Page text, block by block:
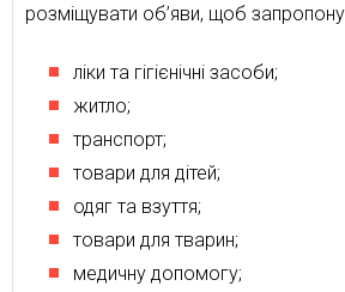
розміщувати об’яви, щоб
ліки та гігієнічні засоби;
житло;
транспорт;
товари для дітей;
одяг та взуття;
товари для тварин;
медичну допомогу;